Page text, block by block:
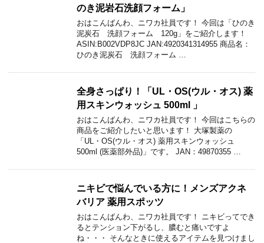
のき泥岩石洗顔フォーム」
おはこんばんわ、ニワカ社員です！ 今回は「ひのき
泥炭石 洗顔フォーム 120g」をご紹介します！
ASIN:B002VDP8JC JAN:4920341314955 商品名：
ひのき泥炭石 洗顔フォーム …
全身さっぱり！「UL・OS(ウル・オス) 薬
用スキンウォッシュ 500ml 」
おはこんばんわ、ニワカ社員です！ 今回はこちらの
商品をご紹介したいと思います！ 大塚製薬の
「UL・OS(ウル・オス) 薬用スキンウォッシュ
500ml (医薬部外品)」です。 JAN：49870355 …
ニキビで悩んでいる方に！メンズアクネ
バリア 薬用スポッツ
おはこんばんわ、ニワカ社員です！ ニキビってでき
るとテンション下がるし、膿むと痛いですよ
ね・・・ そんなときに使えるアイテムを見つけまし